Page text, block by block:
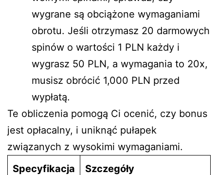
wygrane są obciążone wymaganiami
obrotu. Jeśli otrzymasz 20 darmowych
spinów o wartości 1 PLN każdy i
wygrasz 50 PLN, a wymagania to 20x,
musisz obrócić 1,000 PLN przed
wypłatą.
Te obliczenia pomogą Ci ocenić, czy bonus
jest opłacalny, i uniknąć pułapek
związanych z wysokimi wymaganiami.
Specyfikacja
Szczegóły